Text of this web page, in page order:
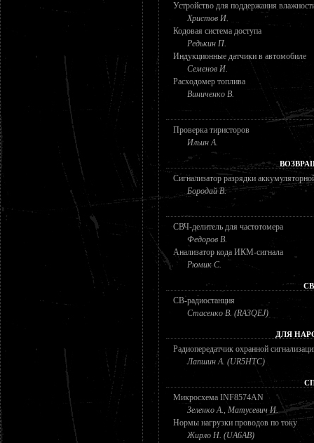
Устройство для поддержания
Христов И.
Кодовая система доступа
Редькин П.
Индукционные датчики в автомобиле
Семенов И.
Расходомер топлива
Виниченко В.
Проверка тиристоров
Ильин А.
Сигнализатор разрядки
Бородай В.
СВЧ-делитель для частотомера
Федоров В.
Анализатор кода ИКМ-сигнала
Рюмик С.
СВ-радиостанция
Стасенко В. (RA3QEJ)
ДЛЯ
Радиопередатчик охранной
Лапшин А. (UR5HTC)
Микросхема INF8574AN
Зеленко А., Матусевич И.
Нормы нагрузки проводов по току
Жирло Н. (UA6AB)